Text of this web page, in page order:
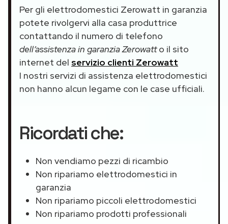
Per gli elettrodomestici Zerowatt in garanzia
potete rivolgervi alla casa produttrice
contattando il numero di telefono
dell’assistenza in garanzia Zerowatto il sito
internet del servizio clienti Zerowatt
I nostri servizi di assistenza elettrodomestici
non hanno alcun legame con le case ufficiali.
Ricordati che:
Non vendiamo pezzi di ricambio
Non ripariamo elettrodomestici in
garanzia
Non ripariamo piccoli elettrodomestici
Non ripariamo prodotti professionali